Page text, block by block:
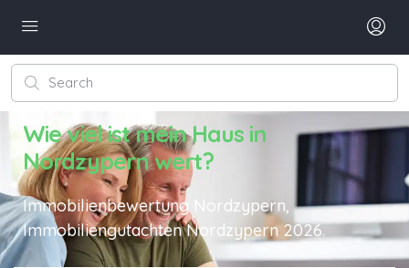
Wie viel ist mein Haus in
Nordzypern wert?
Immobilienbewertung Nordzypern,
Immobiliengutachten Nordzypern 2026.